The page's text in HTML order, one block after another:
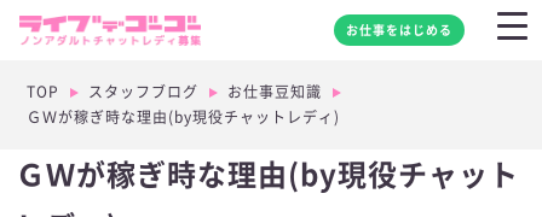
お仕事をはじめる
TOP スタッフブログ
お仕事豆知識
ＧＷが稼ぎ時な理由(by現役チャットレディ)
ＧＷが稼ぎ時な理由(by現役チャット